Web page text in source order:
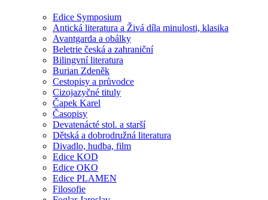
Edice Symposium
Antická literatura a Živá díla minulosti, klasika
Avantgarda a obálky
Beletrie česká a zahraniční
Bilingvní literatura
Burian Zdeněk
Cestopisy a průvodce
Cizojazyčné tituly
Čapek Karel
Časopisy
Devatenácté stol. a starší
Dětská a dobrodružná literatura
Divadlo, hudba, film
Edice KOD
Edice OKO
Edice PLAMEN
Filosofie